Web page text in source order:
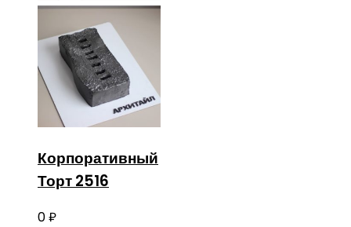
Корпоративный
Торт 2516
0₽